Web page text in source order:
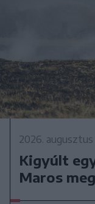
2026. augusztus
Kigyúlt
Maros